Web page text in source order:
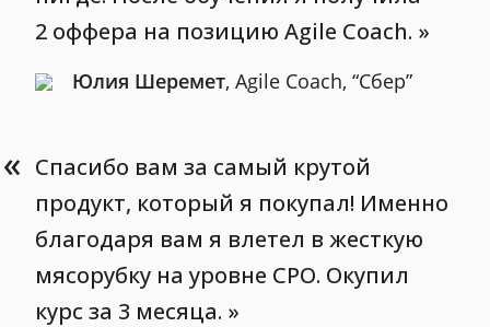
2 оффера на позицию Agile Coach.
Юлия Шеремет, Agile Coach, “Сбер”
« Спасибо вам за самый крутой
продукт, который я покупал! Именно
благодаря вам я влетел в жесткую
мясорубку на уровне CPO. Окупил
курс за 3 месяца.